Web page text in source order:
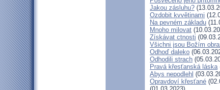
Jakou zásluhu?
Ozdobit kvvětinami
Na pevném základu
Mnoho milovat
Získávat ctnosti
Všichni jsou Božím
Odhoď daleko
Odhodili strach
Pravá křesťanská láska
Abys nepodlehl
Opravdoví křesťané